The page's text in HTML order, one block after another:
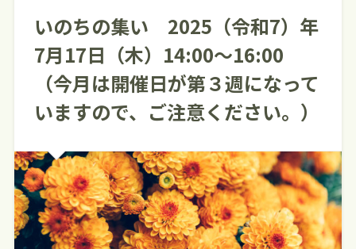
いのちの集い 2025（令和7）年
7月17日（木）14:00～16:00
（今月は開催日が第３週になって
いますので、ご注意ください。）